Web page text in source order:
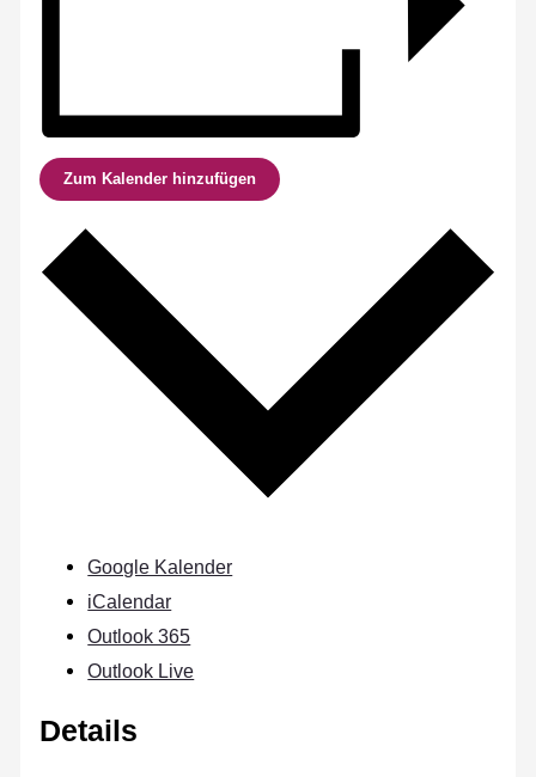
Zum Kalender hinzufügen
Google Kalender
iCalendar
Outlook 365
Outlook Live
Details